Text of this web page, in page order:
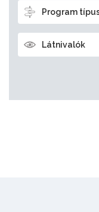
Program
Látnivalók